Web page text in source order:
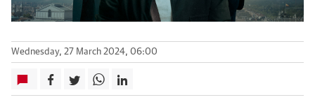
Wednesday, 27 March 2024, 06:00